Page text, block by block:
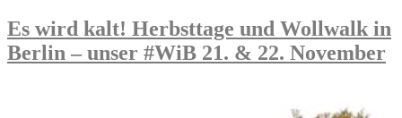
Nein!“
wir
uns?
–
Es wird kalt! Herbsttage und Wollwalk in
Berlin – unser #WiB 21. & 22. November